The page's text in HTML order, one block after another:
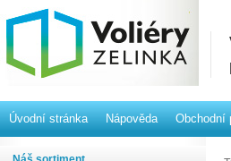
Úvodní stránka Nápověda Obchodní